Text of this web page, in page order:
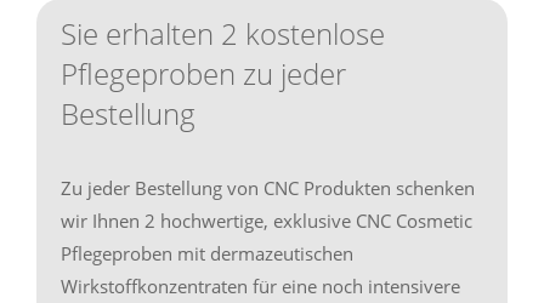
Sie erhalten 2 kostenlose
Pflegeproben zu jeder
Bestellung
Zu jeder Bestellung von CNC Produkten schenken
wir Ihnen 2 hochwertige, exklusive CNC Cosmetic
Pflegeproben mit dermazeutischen
Wirkstoffkonzentraten für eine noch intensivere